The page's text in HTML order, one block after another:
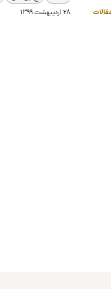
28 اردیبهشت 1399